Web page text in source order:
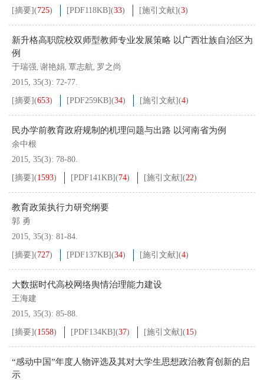
[摘要](725) [PDF118KB](33) [施引文献](3)
新升格高职院校双师型教师专业发展策略 以广西壮族自治区为
例
于瑞强, 谢艳娟, 覃志航, 罗之尚
2015, 35(3): 72-77.
[摘要](653) [PDF259KB](34) [施引文献](4)
民办学前教育政府规制的机理问题与出路 以河南省为例
余中根
2015, 35(3): 78-80.
[摘要](1593) [PDF141KB](74) [施引文献](22)
教育政策执行力研究纲要
郭 勇
2015, 35(3): 81-84.
[摘要](727) [PDF137KB](34) [施引文献](4)
大数据时代高校网络舆情治理能力建设
王海建
2015, 35(3): 85-88.
[摘要](1558) [PDF134KB](37) [施引文献](15)
“感动中国”年度人物评选及其对大学生思想政治教育创新的启
示